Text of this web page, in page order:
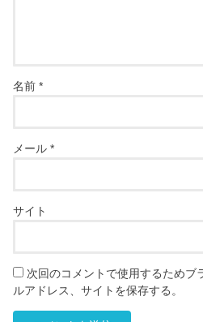
名前*
メール*
サイト
次回のコメントで使用するためブ
ルアドレス、サイトを保存する。